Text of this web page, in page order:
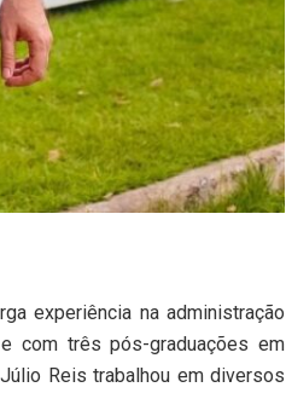
experiência na administração
com três pós-graduações em
Reis trabalhou em diversos